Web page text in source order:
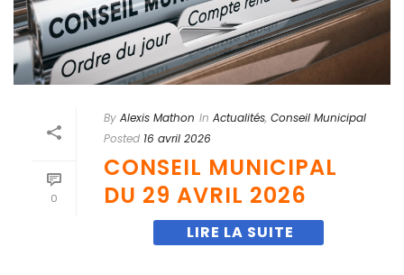
0
By Alexis Mathon In Actualités, Conseil Municipal
Posted 16 avril 2026
CONSEIL MUNICIPAL
DU 29 AVRIL 2026